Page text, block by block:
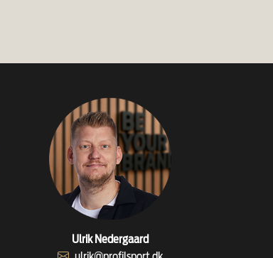
Ulrik Nedergaard